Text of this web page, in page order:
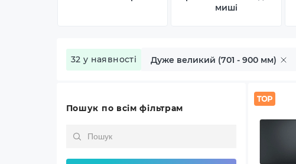
миші
32 у наявності Дуже великий (701 - 900 мм)
Пошук по всім фільтрам